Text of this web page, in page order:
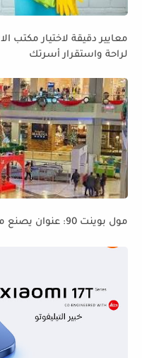
معايير دقيقة لاختيار مكتب
لراحة واستقرار أسرتك
مول بوينت 90: عنوان يصنع من الطموح قوة استثمارية متجددة